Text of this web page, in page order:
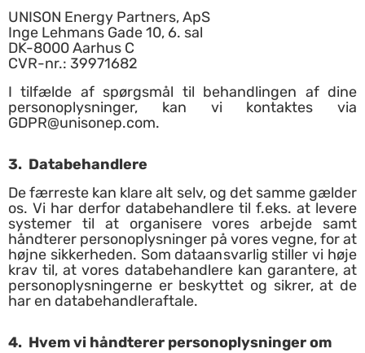
UNISON Energy Partners, ApS
Inge Lehmans Gade 10, 6. sal
DK-8000 Aarhus C
CVR-nr.: 39971682
I tilfælde af spørgsmål til behandlingen af dine
personoplysninger, kan vi kontaktes via
GDPR@unisonep.com.
3. Databehandlere
De færreste kan klare alt selv, og det samme gælder
os. Vi har derfor databehandlere til f.eks. at levere
systemer til at organisere vores arbejde samt
håndterer personoplysninger på vores vegne, for at
højne sikkerheden. Som dataansvarlig stiller vi høje
krav til, at vores databehandlere kan garantere, at
personoplysningerne er beskyttet og sikrer, at de
har en databehandleraftale.
4. Hvem vi håndterer personoplysninger om